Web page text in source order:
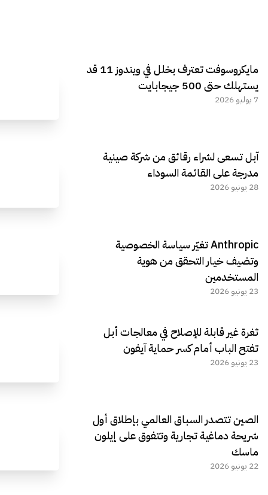
مايكروسوفت تعترف بخلل في ويندوز 11 قد
يستهلك حتى 500 جيجابايت
7 يوليو 2026
آبل تسعى لشراء رقائق من شركة صينية
مدرجة على القائمة السوداء
28 يونيو 2026
Anthropic تغيّر سياسة الخصوصية
وتضيف خيار التحقق من هوية
المستخدمين
23 يونيو 2026
ثغرة غير قابلة للإصلاح في معالجات أبل
تفتح الباب أمام كسر حماية آيفون
23 يونيو 2026
الصين تتصدر السباق العالمي بإطلاق أول
شريحة دماغية تجارية وتتفوق على إيلون
ماسك
22 يونيو 2026